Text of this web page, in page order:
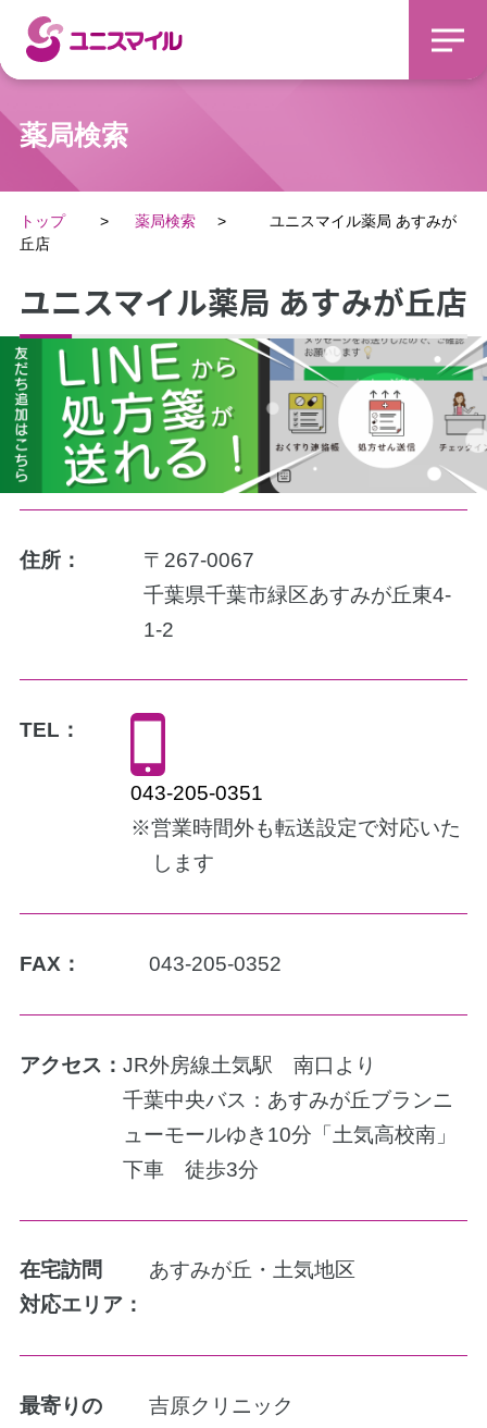
薬局検索
トップ 薬局検索
ユニスマイル薬局 あすみが
丘店
ユニスマイル薬局 あすみが丘店
住所：
〒267-0067
千葉県千葉市緑区あすみが丘東4-
1-2
TEL：
043-205-0351
※営業時間外も転送設定で対応いた
します
FAX： 043-205-0352
アクセス： JR外房線土気駅 南口より
千葉中央バス：あすみが丘ブランニ
ューモールゆき10分「土気高校南」
下車 徒歩3分
在宅訪問
対応エリア：
あすみが丘・土気地区
最寄りの
吉原クリニック